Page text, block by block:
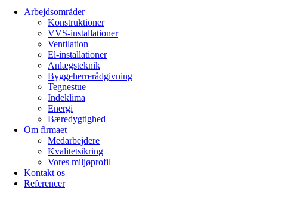
Arbejdsområder
Konstruktioner
VVS-installationer
Ventilation
El-installationer
Anlægsteknik
Byggeherrerådgivning
Tegnestue
Indeklima
Energi
Bæredygtighed
Om firmaet
Medarbejdere
Kvalitetsikring
Vores miljøprofil
Kontakt os
Referencer